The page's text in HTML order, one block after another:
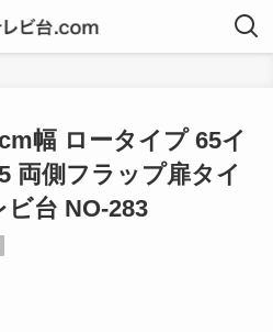
幅 ロータイプ 65イ
両側フラップ扉タイ
台 NO-283